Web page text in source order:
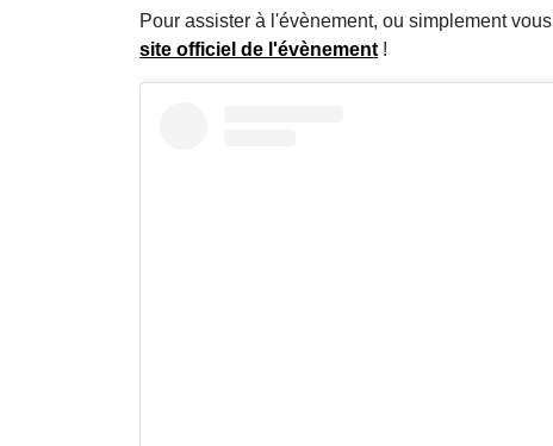
Pour assister à l'évènement, ou simplement
site officiel de l'évènement !